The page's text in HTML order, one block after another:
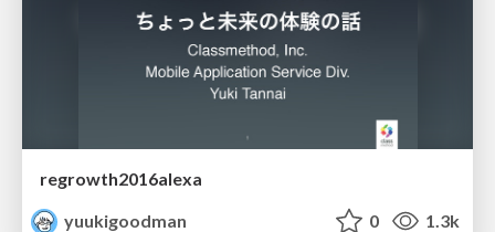
regrowth2016alexa
yuukigoodman
0 1.3k